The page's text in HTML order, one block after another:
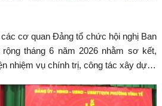
cơ quan Đảng tổ chức hội nghị Ban
tháng 6 năm 2026 nhằm sơ kết,
nhiệm vụ chính trị, công tác xây dựng
Đảng ủy phường.